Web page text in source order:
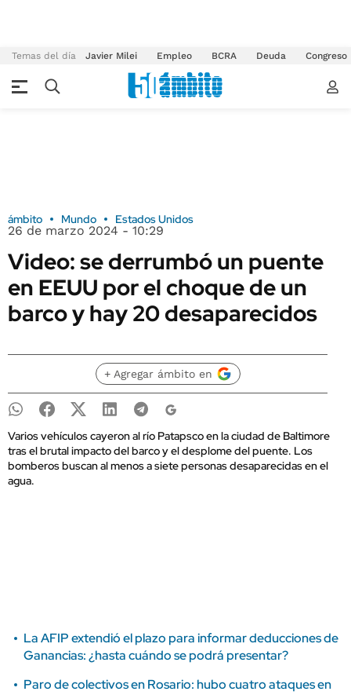
Temas del día Javier Milei Empleo BCRA Deuda Congreso
ámbito Mundo Estados Unidos
26 de marzo 2024 - 10:29
Video: se derrumbó un puente
en EEUU por el choque de un
barco y hay 20 desaparecidos
+ Agregar ámbito en
Varios vehículos cayeron al río Patapsco en la ciudad de Baltimore
tras el brutal impacto del barco y el desplome del puente. Los
bomberos buscan al menos a siete personas desaparecidas en el
agua.
La AFIP extendió el plazo para informar deducciones de
Ganancias: ¿hasta cuándo se podrá presentar?
Paro de colectivos en Rosario: hubo cuatro ataques en